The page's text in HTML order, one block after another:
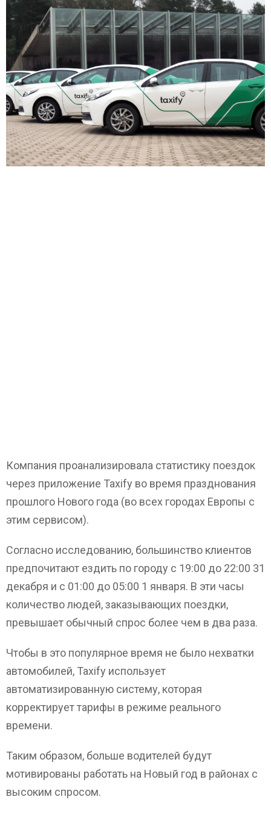
Компания проанализировала статистику поездок
через приложение Taxify во время празднования
прошлого Нового года (во всех городах Европы с
этим сервисом).
Согласно исследованию, большинство клиентов
предпочитают ездить по городу с 19:00 до 22:00 31
декабря и с 01:00 до 05:00 1 января. В эти часы
количество людей, заказывающих поездки,
превышает обычный спрос более чем в два раза.
Чтобы в это популярное время не было нехватки
автомобилей, Taxify использует
автоматизированную систему, которая
корректирует тарифы в режиме реального
времени.
Таким образом, больше водителей будут
мотивированы работать на Новый год в районах с
высоким спросом.